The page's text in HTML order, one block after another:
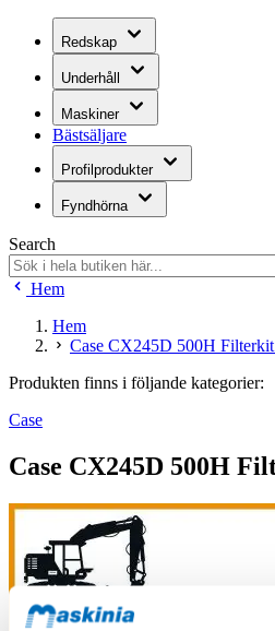
Redskap
Underhåll
Maskiner
Bästsäljare
Profilprodukter
Fyndhörna
Search
Hem
Hem
Case CX245D 500H
Produkten finns i följande kategorier:
Case
Case CX245D 500H